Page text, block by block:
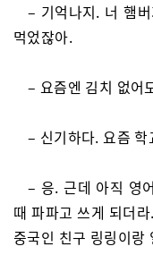
– 기억나지. 너 햄
먹었잖아.
– 요즘엔 김치 없어
– 신기하다. 요즘
– 응. 근데 아직 영
때 파파고 쓰게 되더
중국인 친구 링링이랑